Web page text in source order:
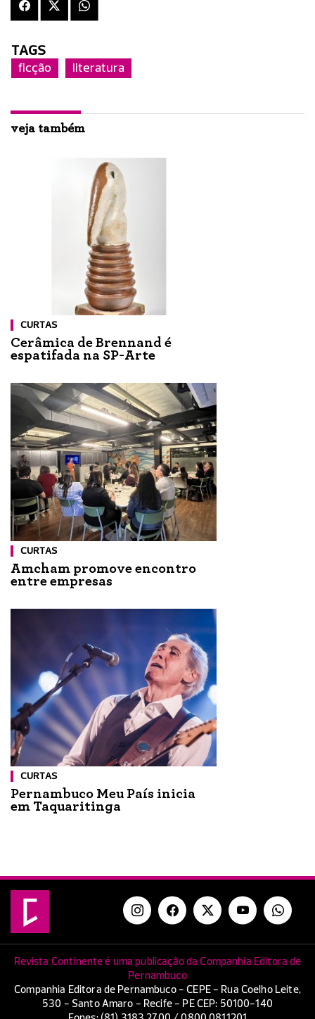
TAGS
ficção literatura
veja também
CURTAS
Cerâmica de Brennand é
espatifada na SP-Arte
CURTAS
Amcham promove encontro
entre empresas
CURTAS
Pernambuco Meu País inicia
em Taquaritinga
Revista Continente é uma publicação da Companhia Editora de
Pernambuco
Companhia Editora de Pernambuco - CEPE - Rua Coelho Leite,
530 - Santo Amaro - Recife - PE CEP: 50100-140